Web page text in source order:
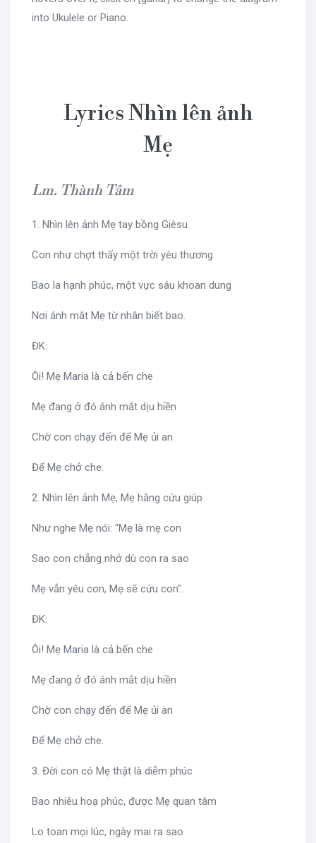
into Ukulele or Piano.
Lyrics Nhìn lên ảnh
Mẹ
Lm. Thành Tâm
1. Nhìn lên ảnh Mẹ tay bồng Giêsu
Con như chợt thấy một trời yêu thương
Bao la hạnh phúc, một vực sâu khoan dung
Nơi ánh mắt Mẹ từ nhân biết bao.
ĐK:
Ôi! Mẹ Maria là cả bến che
Mẹ đang ở đó ánh mắt dịu hiền
Chờ con chạy đến để Mẹ ủi an
Để Mẹ chở che.
2. Nhìn lên ảnh Mẹ, Mẹ hằng cứu giúp
Như nghe Mẹ nói: "Mẹ là mẹ con
Sao con chẳng nhớ dù con ra sao
Mẹ vẫn yêu con, Mẹ sẽ cứu con".
ĐK:
Ôi! Mẹ Maria là cả bến che
Mẹ đang ở đó ánh mắt dịu hiền
Chờ con chạy đến để Mẹ ủi an
Để Mẹ chở che.
3. Đời con có Mẹ thật là diễm phúc
Bao nhiêu hoạ phúc, được Mẹ quan tâm
Lo toan mọi lúc, ngày mai ra sao